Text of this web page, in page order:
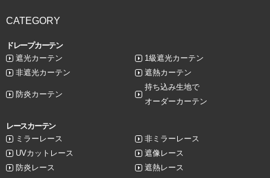
CATEGORY
ドレープカーテン
遮光カーテン
1級遮光カーテン
非遮光カーテン
遮熱カーテン
防炎カーテン
持ち込み生地で
オーダーカーテン
レースカーテン
ミラーレース
非ミラーレース
UVカットレース
遮像レース
防炎レース
遮熱レース